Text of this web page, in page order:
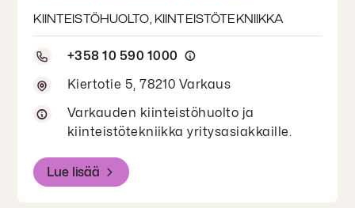
KIINTEISTÖHUOLTO, KIINTEISTÖTEKNIIKKA
+358 10 590 1000
Kiertotie 5, 78210 Varkaus
Varkauden kiinteistöhuolto ja
kiinteistötekniikka yritysasiakkaille.
Lue lisää